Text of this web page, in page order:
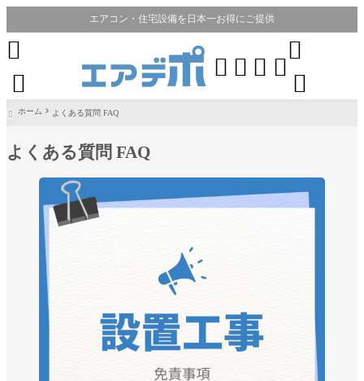
エアコン・住宅設備を日本一お得にご提供
   




 ホーム よくある質問 FAQ
よくある質問 FAQ